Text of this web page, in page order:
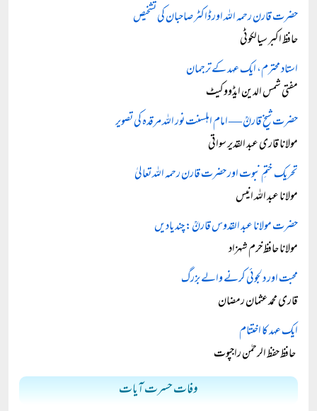
حضرت قارن رحمہ اللہ اور ڈاکٹر صاحبان کی تشخیص
حافظ اکبر سیالکوٹی
استاد محترم، ایک عہد کے ترجمان
مفتی شمس الدین ایڈووکیٹ
حضرت شیخ قارنؒ — امام اہلسنت نور اللہ مرقدہ کی تصویر
مولانا قاری عبد القدیر سواتی
تحریک ختمِ نبوت اور حضرت قارن رحمہ اللہ تعالیٰ
مولانا عبد اللہ انیس
حضرت مولانا عبد القدوس قارنؒ: چند یادیں
مولانا حافظ خرم شہزاد
محبت اور دلجوئی کرنے والے بزرگ
قاری محمد عثمان رمضان
ایک عہد کا اختتام
حافظ حفظ الرحمٰن راجپوت
وفات حسرت آیات